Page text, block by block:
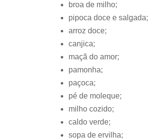
broa de milho;
pipoca doce e salgada;
arroz doce;
canjica;
maçã do amor;
pamonha;
paçoca;
pé de moleque;
milho cozido;
caldo verde;
sopa de ervilha;